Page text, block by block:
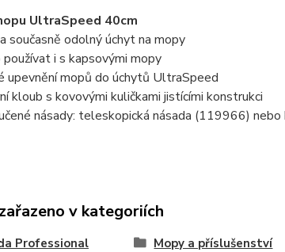
UltraSpeed 40cm
současně odolný úchyt na mopy
používat i s kapsovými mopy
upevnění mopů do úchytů UltraSpeed
kloub s kovovými kuličkami jistícími konstrukci
násady: teleskopická násada (119966)
v kategoriích
Professional Mopy a příslušenství